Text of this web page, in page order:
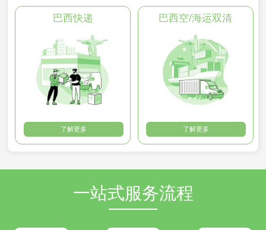
巴西快递
了解更多
巴西空/海运双清
了解更多
一站式服务流程